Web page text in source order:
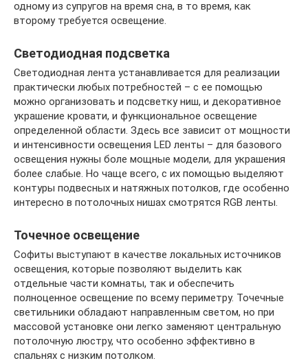
одному из супругов на время сна, в то время, как
второму требуется освещение.
Светодиодная подсветка
Светодиодная лента устанавливается для реализации
практически любых потребностей – с ее помощью
можно организовать и подсветку ниш, и декоративное
украшение кровати, и функциональное освещение
определенной области. Здесь все зависит от мощности
и интенсивности освещения LED ленты – для базового
освещения нужны боле мощные модели, для украшения
более слабые. Но чаще всего, с их помощью выделяют
контуры подвесных и натяжных потолков, где особенно
интересно в потолочных нишах смотрятся RGB ленты.
Точечное освещение
Софиты выступают в качестве локальных источников
освещения, которые позволяют выделить как
отдельные части комнаты, так и обеспечить
полноценное освещение по всему периметру. Точечные
светильники обладают направленным светом, но при
массовой установке они легко заменяют центральную
потолочную люстру, что особенно эффективно в
спальнях с низким потолком.